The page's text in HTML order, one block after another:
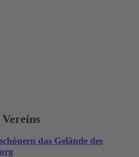
das Gelände des